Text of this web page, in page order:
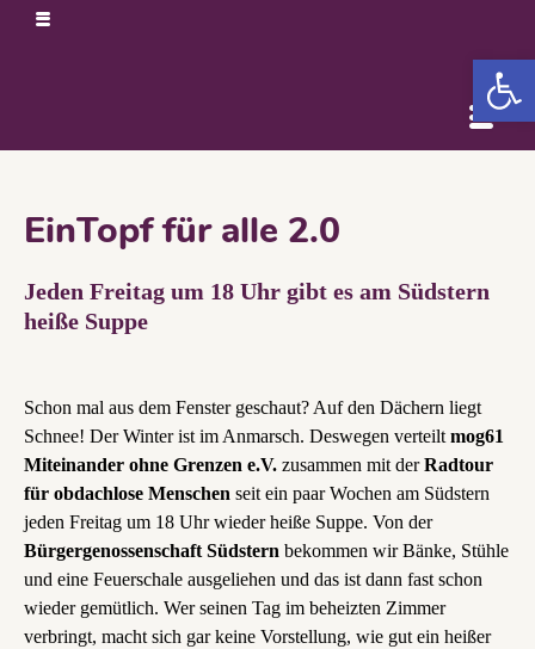
EinTopf für alle 2.0
Jeden Freitag um 18 Uhr gibt es am Südstern
heiße Suppe
Schon mal aus dem Fenster geschaut? Auf den Dächern liegt
Schnee! Der Winter ist im Anmarsch. Deswegen verteilt mog61
Miteinander ohne Grenzen e.V. zusammen mit derRadtour
für obdachlose Menschen seit ein paar Wochen am Südstern
jeden Freitag um 18 Uhr wieder heiße Suppe. Von der
Bürgergenossenschaft Südstern bekommen wir Bänke, Stühle
und eine Feuerschale ausgeliehen und das ist dann fast schon
wieder gemütlich. Wer seinen Tag im beheizten Zimmer
verbringt, macht sich gar keine Vorstellung, wie gut ein heißer